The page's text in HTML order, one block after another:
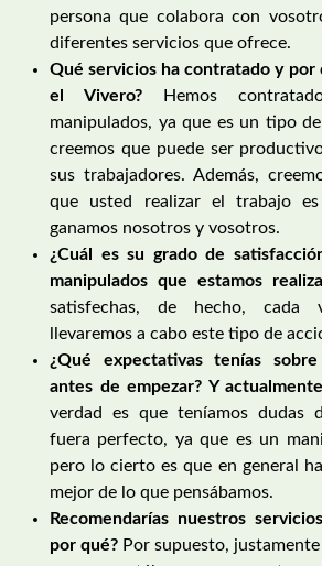
persona que colabora con
diferentes servicios que ofrece.
Qué servicios ha contratado y por
el Vivero?Hemos
manipulados, ya que es un tipo
creemos que puede ser
sus trabajadores. Además,
que usted realizar el trabajo
ganamos nosotros y vosotros.
¿Cuál es su grado de
manipulados que estamos
satisfechas, de hecho, cada
llevaremos a cabo este tipo de
¿Qué expectativas tenías
antes de empezar? Y
verdad es que teníamos dudas
fuera perfecto, ya que es un
pero lo cierto es que en general
mejor de lo que pensábamos.
Recomendarías nuestros
por qué? Por supuesto,